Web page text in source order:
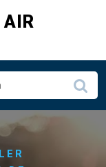
AIR